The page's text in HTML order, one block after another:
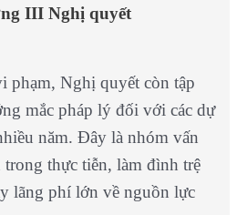
III Nghị quyết
phạm, Nghị quyết còn tập
mắc pháp lý đối với các dự
năm. Đây là nhóm vấn
thực tiễn, làm đình trệ
lãng phí lớn về nguồn lực